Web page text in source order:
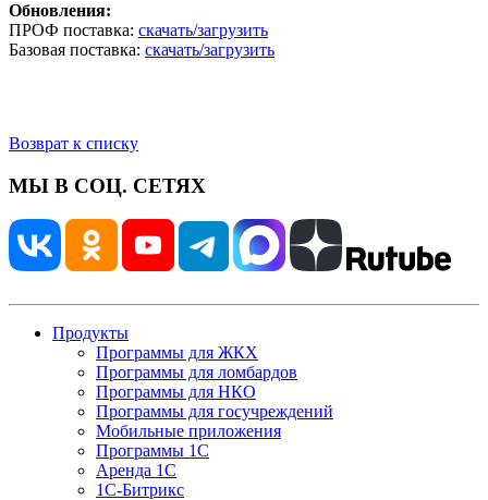
Обновления:
ПРОФ поставка: скачать/загрузить
Базовая поставка: скачать/загрузить
Возврат к списку
МЫ В СОЦ. СЕТЯХ
Продукты
Программы для ЖКХ
Программы для ломбардов
Программы для НКО
Программы для госучреждений
Мобильные приложения
Программы 1С
Аренда 1С
1С-Битрикс